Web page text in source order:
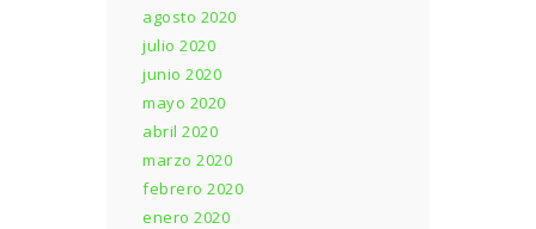
agosto 2020
julio 2020
junio 2020
mayo 2020
abril 2020
marzo 2020
febrero 2020
enero 2020